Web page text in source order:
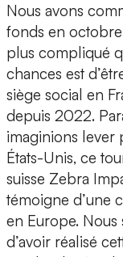
Nous avons
fonds en
plus compliqué
chances est
siège social en
depuis 2022.
imaginions lever
États-Unis, ce
suisse Zebra
témoigne d’une
en Europe. Nous
d’avoir réalisé